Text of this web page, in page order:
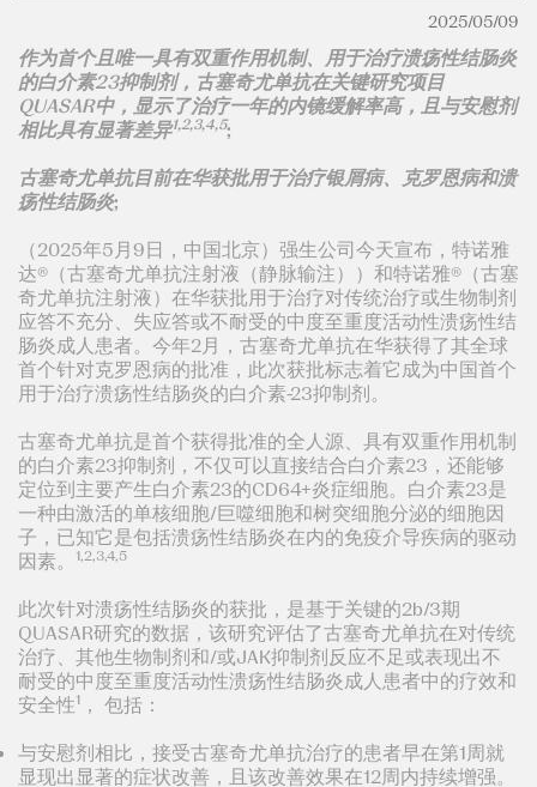
2025/05/09
作为首个且唯一具有双重作用机制、用于治疗溃疡性结肠炎
的白介素23抑制剂，古塞奇尤单抗在关键研究项目
QUASAR中，显示了治疗一年的内镜缓解率高，且与安慰剂
相比具有显著差异1,2,3,4,5;
古塞奇尤单抗目前在华获批用于治疗银屑病、克罗恩病和溃
疡性结肠炎;
（2025年5月9日，中国北京）强生公司今天宣布，特诺雅
达®（古塞奇尤单抗注射液（静脉输注））和特诺雅®（古塞
奇尤单抗注射液）在华获批用于治疗对传统治疗或生物制剂
应答不充分、失应答或不耐受的中度至重度活动性溃疡性结
肠炎成人患者。今年2月，古塞奇尤单抗在华获得了其全球
首个针对克罗恩病的批准，此次获批标志着它成为中国首个
用于治疗溃疡性结肠炎的白介素-23抑制剂。
古塞奇尤单抗是首个获得批准的全人源、具有双重作用机制
的白介素23抑制剂，不仅可以直接结合白介素23，还能够
定位到主要产生白介素23的CD64+炎症细胞。白介素23是
一种由激活的单核细胞/巨噬细胞和树突细胞分泌的细胞因
子，已知它是包括溃疡性结肠炎在内的免疫介导疾病的驱动
因素。
1,2,3,4,5
此次针对溃疡性结肠炎的获批，是基于关键的2b/3期
QUASAR研究的数据，该研究评估了古塞奇尤单抗在对传统
治疗、其他生物制剂和/或JAK抑制剂反应不足或表现出不
耐受的中度至重度活动性溃疡性结肠炎成人患者中的疗效和
安全性1 ， 包括：
与安慰剂相比，接受古塞奇尤单抗治疗的患者早在第1周就
显现出显著的症状改善，且该改善效果在12周内持续增强。